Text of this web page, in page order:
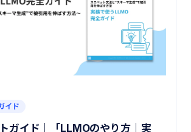
イド
ガイド｜「LLMOのやり方｜実